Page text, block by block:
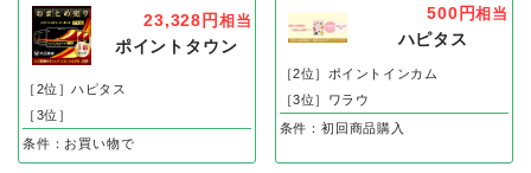
23,328円 相当
ポイントタウン
［2位］ハピタス
［3位］
条件：お買い物で
500円相当
ハピタス
［2位］ポイントインカム
［3位］ワラウ
条件：初回商品購入